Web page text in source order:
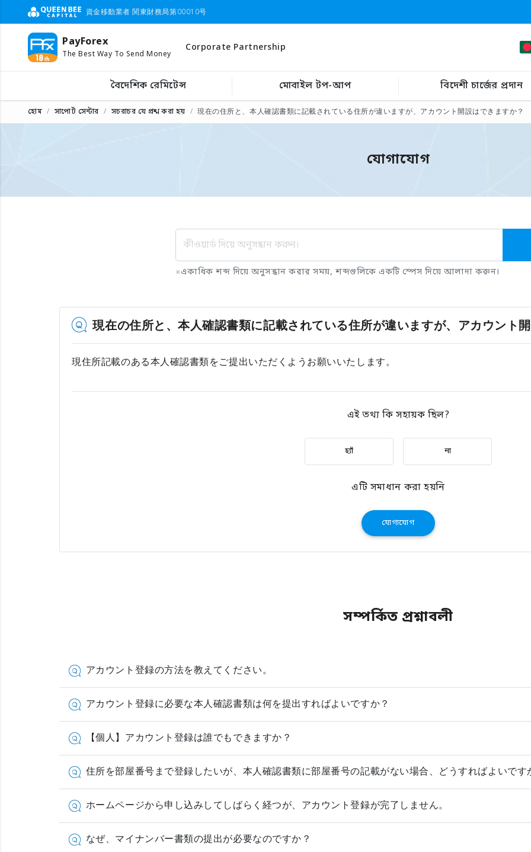
資金移動業者 関東財務局第00010号
PayForex
The Best Way To Send Money
Corporate Partnership
বৈদেশিক রেমিটেন্স মোবাইল টপ-আপ বিদেশী চার্জের প্রদান
হোম সাপোর্ট সেন্টার সচরাচর যে প্রশ্ন করা হয় 現在の住所と、本人確認書類に記載されている住所が違いますが、アカウント開設はできますか？
যোগাযোগ
※একাধিক শব্দ দিয়ে অনুসন্ধান করার সময়, শব্দগুলিকে একটি স্পেস দিয়ে আলাদা করুন।
現在の住所と、本人確認書類に記載されている住所が違いますが、アカウント
現住所記載のある本人確認書類をご提出いただくようお願いいたします。
এই তথ্য কি সহায়ক ছিল?
হ্যাঁ না
এটি সমাধান করা হয়নি
যোগাযোগ
সম্পর্কিত প্রশ্নাবলী
アカウント登録の方法を教えてください。
アカウント登録に必要な本人確認書類は何を提出すればよいですか？
【個人】アカウント登録は誰でもできますか？
住所を部屋番号まで登録したいが、本人確認書類に部屋番号の記載がない場合、どうすればよいです
ホームページから申し込みしてしばらく経つが、アカウント登録が完了しません。
なぜ、マイナンバー書類の提出が必要なのですか？